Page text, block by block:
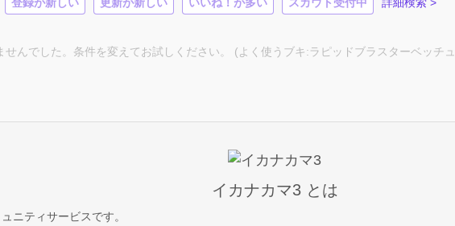
んでした。条件を変えてお試しください。 (よく使うブキ:ラピッドブラスターベッチ
イカナカマ3 とは
ニティサービスです。